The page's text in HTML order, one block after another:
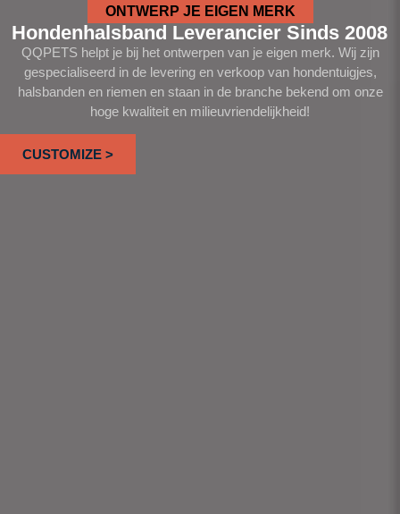
ONTWERP JE EIGEN MERK
Hondenhalsband Leverancier Sinds 2008
QQPETS helpt je bij het ontwerpen van je eigen merk. Wij zijn
gespecialiseerd in de levering en verkoop van hondentuigjes,
halsbanden en riemen en staan in de branche bekend om onze
hoge kwaliteit en milieuvriendelijkheid!
CUSTOMIZE >